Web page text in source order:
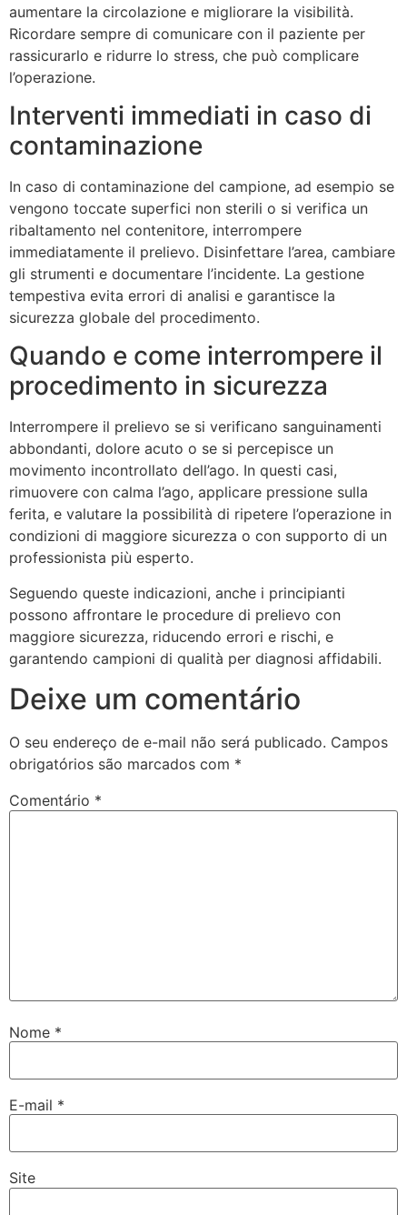
aumentare la circolazione e migliorare la visibilità.
Ricordare sempre di comunicare con il paziente per
rassicurarlo e ridurre lo stress, che può complicare
l’operazione.
Interventi immediati in caso di
contaminazione
In caso di contaminazione del campione, ad esempio se
vengono toccate superfici non sterili o si verifica un
ribaltamento nel contenitore, interrompere
immediatamente il prelievo. Disinfettare l’area, cambiare
gli strumenti e documentare l’incidente. La gestione
tempestiva evita errori di analisi e garantisce la
sicurezza globale del procedimento.
Quando e come interrompere il
procedimento in sicurezza
Interrompere il prelievo se si verificano sanguinamenti
abbondanti, dolore acuto o se si percepisce un
movimento incontrollato dell’ago. In questi casi,
rimuovere con calma l’ago, applicare pressione sulla
ferita, e valutare la possibilità di ripetere l’operazione in
condizioni di maggiore sicurezza o con supporto di un
professionista più esperto.
Seguendo queste indicazioni, anche i principianti
possono affrontare le procedure di prelievo con
maggiore sicurezza, riducendo errori e rischi, e
garantendo campioni di qualità per diagnosi affidabili.
Deixe um comentário
O seu endereço de e-mail não será publicado. Campos
obrigatórios são marcados com *
Comentário *
Nome *
E-mail *
Site